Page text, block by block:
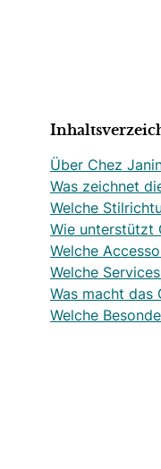
Über Chez
Was zeichnet
Welche
Wie unterstützt
Welche
Welche
Was macht das
Welche